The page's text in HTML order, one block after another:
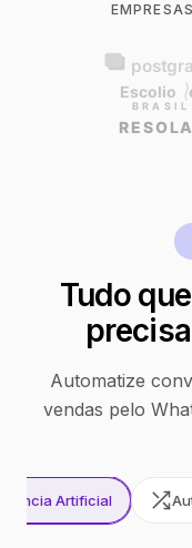
Tudo
Automatize
vendas pelo
Artificial